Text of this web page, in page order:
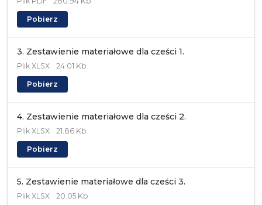
Pobierz
3. Zestawienie materiałowe dla cześci 1.
Plik XLSX 24.01 Kb
Pobierz
4. Zestawienie materiałowe dla cześci 2.
Plik XLSX 21.86 Kb
Pobierz
5. Zestawienie materiałowe dla cześci 3.
Plik XLSX 20.05 Kb